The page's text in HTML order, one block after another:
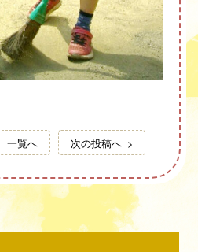
一覧へ 次の投稿へ